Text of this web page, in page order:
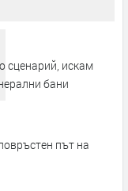
сценарий, искам
бани
път на